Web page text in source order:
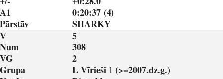
A1
0:20:37 (4)
Pārstāv
SHARKY
V
5
Num
308
VG
2
Grupa
L Vīrieši 1 (>=2007.dz.g.)